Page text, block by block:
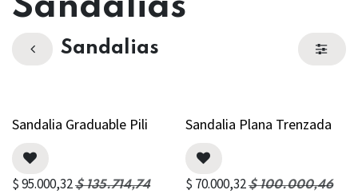
Sandalias
Sandalia Graduable Pili
$95.000,32$135.714,74
Sandalia Plana Trenzada
$ 70.000,32$100.000,46